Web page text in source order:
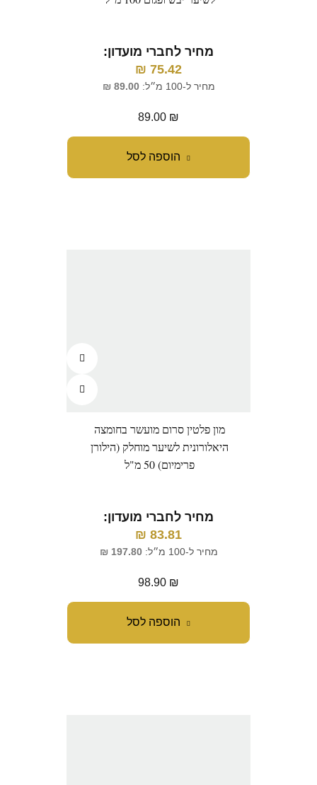
הוספה לסל
מחיר לחברי מועדון:
75.42
₪
מחיר ל-100 מ״ל: 89.00
₪
89.00 ₪
הוספה לסל
מון פלטין סרום מועשר בחומצה
היאלורונית לשיער מוחלק (הילורן
פרימיום) 50 מ"ל
מחיר לחברי מועדון:
83.81
₪
מחיר ל-100 מ״ל: 197.80
₪
98.90 ₪